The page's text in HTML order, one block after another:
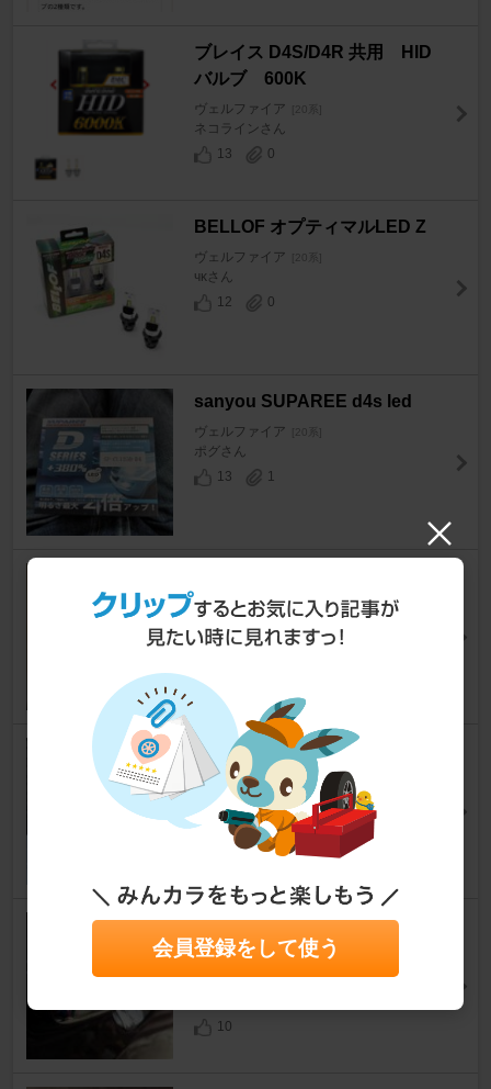
ブレイス D4S/D4R 共用 HID
バルブ 600K
ヴェルファイア [20系]
ネコラインさん
13
0
BELLOF オプティマルLED Z
ヴェルファイア [20系]
чκさん
12
0
sanyou SUPAREE d4s led
ヴェルファイア [20系]
ポグさん
13
1
ヴェルファイア [20系]
VELLっぺさん
2
KURE / 呉工業 LOOX ワンダー
クリーン
ヴェルファイア [20系]
ｼｭﾝﾊﾟﾙさん
BRECE e+ワンタッチスライダ
ー
ヴェルファイア
10
会員登録をして使う